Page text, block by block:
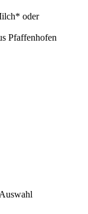
oder
Pfaffenhofen